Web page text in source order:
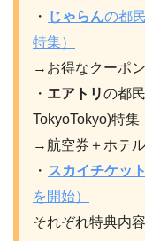
・ じゃらんの都
特集）
→お得なクーポ
・ エアトリの都
TokyoTokyo)特集
→航空券＋ホテ
・ スカイチケット
を開始）
それぞれ特典内